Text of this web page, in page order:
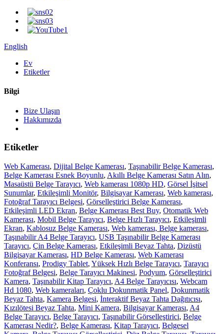
English
Ev
Etiketler
Bilgi
Bize Ulaşın
Hakkımızda
Etiketler
Web Kamerası, Dijital Belge Kamerası, Taşınabilir Belge Kamerası,
Belge Kamerası Esnek Boyunlu, Akıllı Belge Kamerası Satın Alın,
Masaüstü Belge Tarayıcı, Web kamerası 1080p HD, Görsel İşitsel
Sunumlar, Etkileşimli Monitör, Bilgisayar Kamerası, Web kamerası,
Fotoğraf Tarayıcı Belgesi, Görselleştirici Belge Kamerası,
Etkileşimli LED Ekran, Belge Kamerası Best Buy, Otomatik Web
Kamerası, Mobil Belge Tarayıcı, Belge Hızlı Tarayıcı, Etkileşimli
Ekran, Kablosuz Belge Kamerası, Web kamerası, Belge kamerası,
Taşınabilir A4 Belge Tarayıcı, USB Taşınabilir Belge Kamerası
Tarayıcı, Çin Belge Kamerası, Etkileşimli Beyaz Tahta, Dizüstü
Bilgisayar Kamerası, HD Belge Kamerası, Web Kamerası
Konferansı, Prodigy Tablet, Yüksek Hızlı Belge Tarayıcı, Tarayıcı
Fotoğraf Belgesi, Belge Tarayıcı Makinesi, Podyum, Görselleştirici
Kamera, Taşınabilir Kitap Tarayıcı, A4 Belge Tarayıcısı, Webcam
Hd 1080, Web kameraları, Çoklu Dokunmatik Panel, Dokunmatik
Beyaz Tahta, Kamera Belgesi, İnteraktif Beyaz Tahta Dağıtıcısı,
Kızılötesi Beyaz Tahta, Mini Kamera, Bilgisayar Kamerası, A4
Belge Tarayıcı, Belge Tarayıcı, Taşınabilir Görselleştirici, Belge
Kamerası Nedir?, Belge Kamerası, Kitap Tarayıcı, Belgesel